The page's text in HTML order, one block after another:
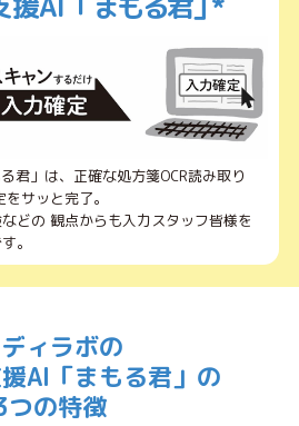
君」は、正確な処方箋OCR読み取り
サッと完了。
どの 観点からも入力スタッフ皆様を
。
ィラボの
AI「まもる君」の
つの特徴